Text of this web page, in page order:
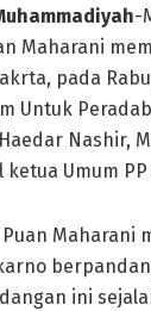
-
Maharani
pada
Untuk
Nashir,
ketua Umum
Maharani
ini